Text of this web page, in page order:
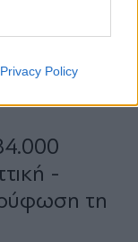
Privacy Policy
-
τη